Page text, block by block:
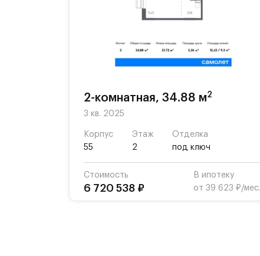
2-комнатная, 34.88 м2
3 кв. 2025
Корпус
55
Этаж
2
Отделка
под ключ
Стоимость
6 720 538 ₽
В ипотеку
от 39 623 ₽/мес.